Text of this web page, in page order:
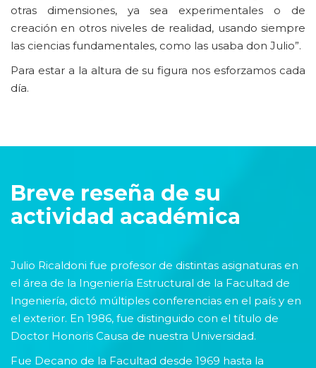
otras dimensiones, ya sea experimentales o de
creación en otros niveles de realidad, usando siempre
las ciencias fundamentales, como las usaba don Julio”.
Para estar a la altura de su figura nos esforzamos cada
día.
Breve reseña de su
actividad académica
Julio Ricaldoni fue profesor de distintas asignaturas en
el área de la Ingeniería Estructural de la Facultad de
Ingeniería, dictó múltiples conferencias en el país y en
el exterior. En 1986, fue distinguido con el título de
Doctor Honoris Causa de nuestra Universidad.
Fue Decano de la Facultad desde 1969 hasta la